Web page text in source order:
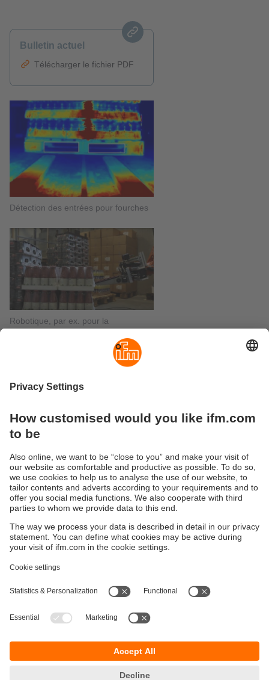
Bulletin actuel
Télécharger le fichier PDF
Détection des entrées pour fourches
Robotique, par ex. pour la
Software Development Kit dans la
zone de téléchargement
Durabilité
Conditions générales de vente
Protection des données
Responsible Disclosure
Immeuble 3, RDC N⁰ 5
Zénith Millenium
20190 Casablanca